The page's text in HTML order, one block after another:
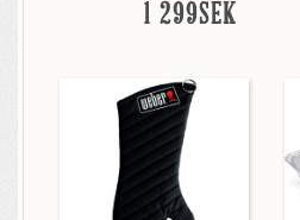
1 299SEK